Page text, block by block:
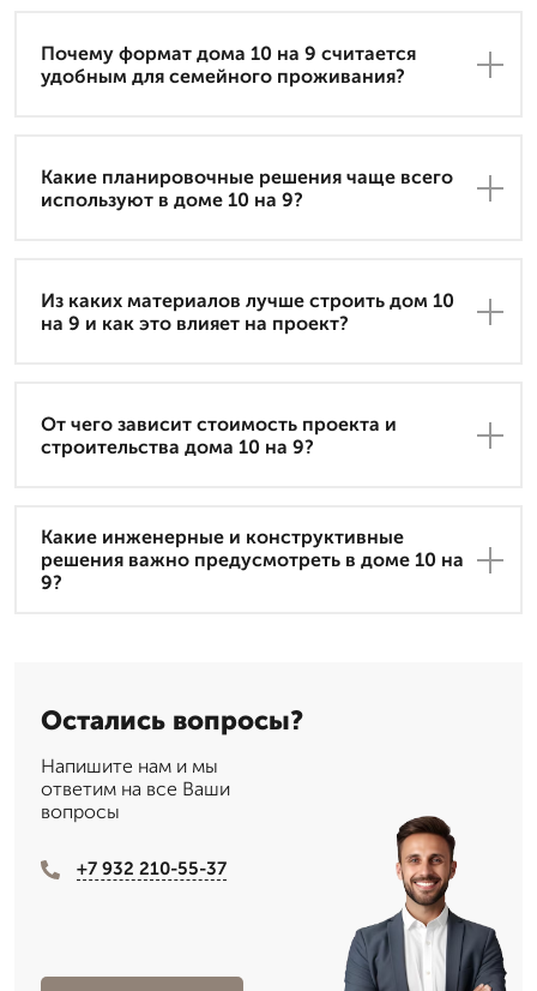
Почему формат дома 10 на 9 считается
удобным для семейного проживания?
Какие планировочные решения чаще всего
используют в доме 10 на 9?
Из каких материалов лучше строить дом 10
на 9 и как это влияет на проект?
От чего зависит стоимость проекта и
строительства дома 10 на 9?
Какие инженерные и конструктивные
решения важно предусмотреть в доме 10 на
9?
Остались вопросы?
Напишите нам и мы
ответим на все Ваши
вопросы
+7 932 210-55-37